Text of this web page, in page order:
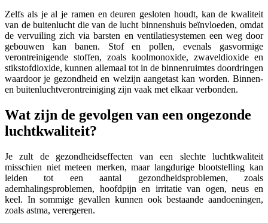
Zelfs als je al je ramen en deuren gesloten houdt, kan de kwaliteit
van de buitenlucht die van de lucht binnenshuis beïnvloeden, omdat
de vervuiling zich via barsten en ventilatiesystemen een weg door
gebouwen kan banen. Stof en pollen, evenals gasvormige
verontreinigende stoffen, zoals koolmonoxide, zwaveldioxide en
stikstofdioxide, kunnen allemaal tot in de binnenruimtes doordringen
waardoor je gezondheid en welzijn aangetast kan worden. Binnen-
en buitenluchtverontreiniging zijn vaak met elkaar verbonden.
Wat zijn de gevolgen van een ongezonde
luchtkwaliteit?
Je zult de gezondheidseffecten van een slechte luchtkwaliteit
misschien niet meteen merken, maar langdurige blootstelling kan
leiden tot een aantal gezondheidsproblemen, zoals
ademhalingsproblemen, hoofdpijn en irritatie van ogen, neus en
keel. In sommige gevallen kunnen ook bestaande aandoeningen,
zoals astma, verergeren.